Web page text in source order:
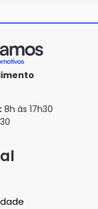
8h às 17h30